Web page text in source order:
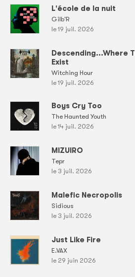
L'école de la nuit
Gilb'R
le 19 juil. 2026
Descending...Where
Exist
Witching Hour
le 19 juil. 2026
Boys Cry Too
The Haunted Youth
le 14 juil. 2026
MIZUIRO
Tepr
le 3 juil. 2026
Malefic Necropolis
Sidious
le 3 juil. 2026
Just Like Fire
E.VAX
le 29 juin 2026